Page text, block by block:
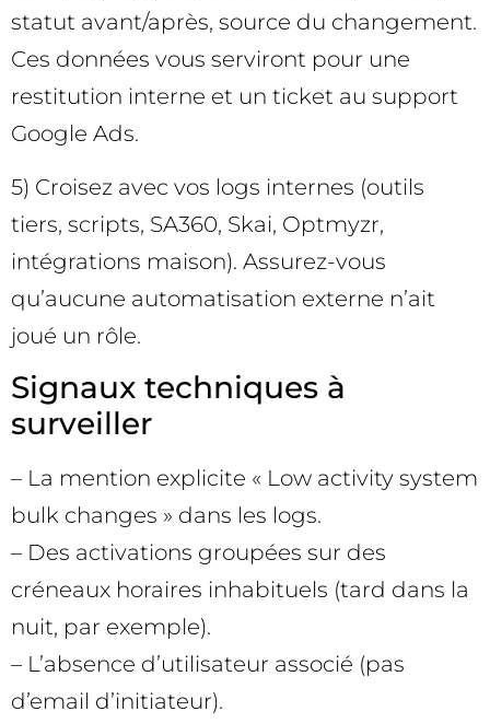
statut avant/après, source du changement.
Ces données vous serviront pour une
restitution interne et un ticket au support
Google Ads.
5) Croisez avec vos logs internes (outils
tiers, scripts, SA360, Skai, Optmyzr,
intégrations maison). Assurez-vous
qu’aucune automatisation externe n’ait
joué un rôle.
Signaux techniques à
surveiller
– La mention explicite « Low activity system
bulk changes » dans les logs.
– Des activations groupées sur des
créneaux horaires inhabituels (tard dans la
nuit, par exemple).
– L’absence d’utilisateur associé (pas
d’email d’initiateur).